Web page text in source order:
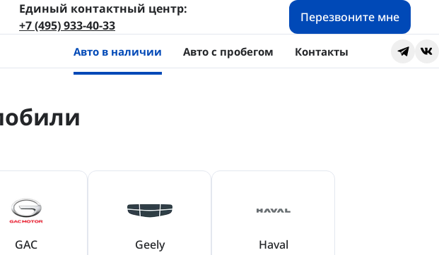
Единый контактный центр:
+7 (495) 933-40-33
Перезвоните мне
Авто в наличии Авто с пробегом Контакты
GAC Geely Haval